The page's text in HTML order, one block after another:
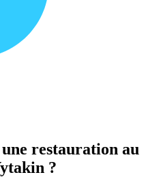
restauration au
?